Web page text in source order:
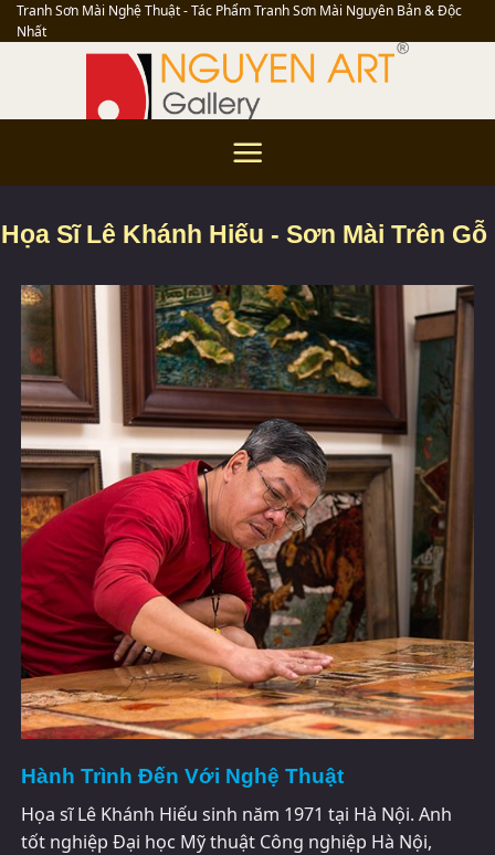
Skip
to
Tranh Sơn Mài Nghệ Thuật - Tác Phẩm Tranh Sơn Mài Nguyên Bản & Độc
Nhất
Họa Sĩ Lê Khánh Hiếu - Sơn Mài Trên Gỗ
Hành Trình Đến Với Nghệ Thuật
Họa sĩ Lê Khánh Hiếu sinh năm 1971 tại Hà Nội. Anh
tốt nghiệp Đại học Mỹ thuật Công nghiệp Hà Nội,